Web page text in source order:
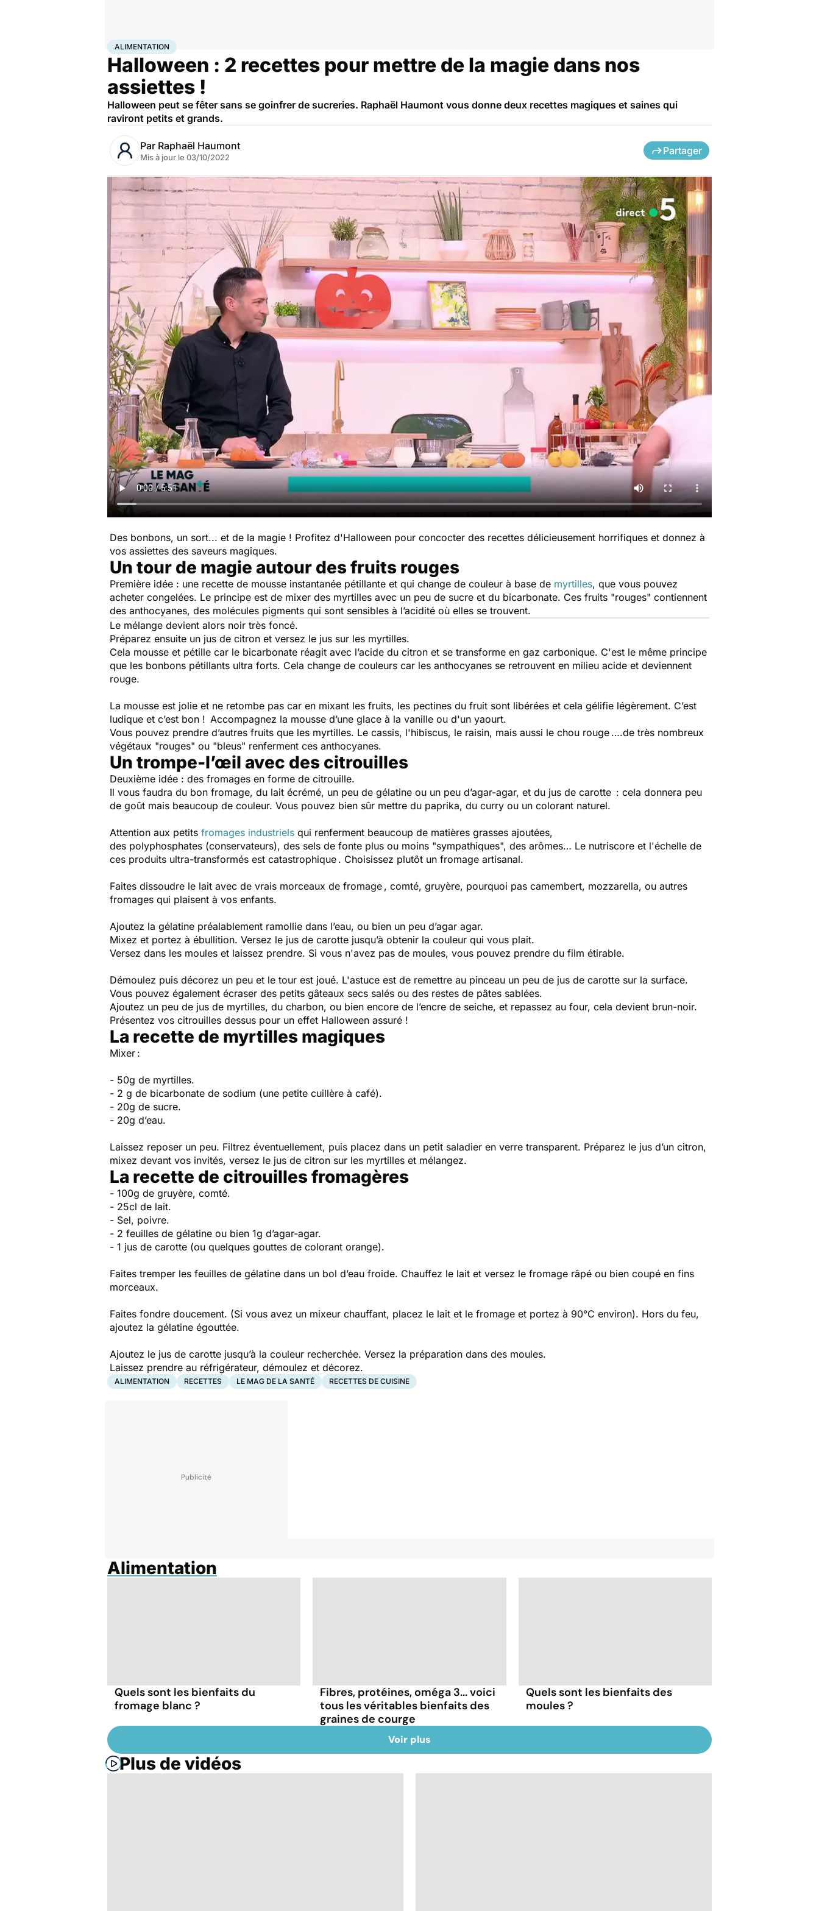
AccueilBien-êtreNutrition
ALIMENTATION
Halloween : 2 recettes pour mettre de la magie dans nos
assiettes !
Halloween peut se fêter sans se goinfrer de sucreries. Raphaël Haumont vous donne deux recettes magiques et saines qui
raviront petits et grands.
Par Raphaël Haumont
Mis à jour le 03/10/2022
Partager
Des bonbons, un sort... et de la magie ! Profitez d'Halloween pour concocter des recettes délicieusement horrifiques et donnez à
vos assiettes des saveurs magiques.
Un tour de magie autour des fruits rouges
Première idée : une recette de mousse instantanée pétillante et qui change de couleur à base de myrtilles, que vous pouvez
acheter congelées. Le principe est de mixer des myrtilles avec un peu de sucre et du bicarbonate. Ces fruits "rouges" contiennent
des anthocyanes, des molécules pigments qui sont sensibles à l’acidité où elles se trouvent.
Le mélange devient alors noir très foncé.
Préparez ensuite un jus de citron et versez le jus sur les myrtilles.
Cela mousse et pétille car le bicarbonate réagit avec l’acide du citron et se transforme en gaz carbonique. C'est le même principe
que les bonbons pétillants ultra forts. Cela change de couleurs car les anthocyanes se retrouvent en milieu acide et deviennent
rouge.
La mousse est jolie et ne retombe pas car en mixant les fruits, les pectines du fruit sont libérées et cela gélifie légèrement. C’est
ludique et c’est bon ! Accompagnez la mousse d’une glace à la vanille ou d'un yaourt.
Vous pouvez prendre d’autres fruits que les myrtilles. Le cassis, l'hibiscus, le raisin, mais aussi le chou rouge ….de très nombreux
végétaux "rouges" ou "bleus" renferment ces anthocyanes.
Un trompe-l’œil avec des citrouilles
Deuxième idée : des fromages en forme de citrouille.
Il vous faudra du bon fromage, du lait écrémé, un peu de gélatine ou un peu d’agar-agar, et du jus de carotte : cela donnera peu
de goût mais beaucoup de couleur. Vous pouvez bien sûr mettre du paprika, du curry ou un colorant naturel.
Attention aux petits fromages industriels qui renferment beaucoup de matières grasses ajoutées,
des polyphosphates (conservateurs), des sels de fonte plus ou moins "sympathiques", des arômes… Le nutriscore et l'échelle de
ces produits ultra-transformés est catastrophique . Choisissez plutôt un fromage artisanal.
Faites dissoudre le lait avec de vrais morceaux de fromage , comté, gruyère, pourquoi pas camembert, mozzarella, ou autres
fromages qui plaisent à vos enfants.
Ajoutez la gélatine préalablement ramollie dans l’eau, ou bien un peu d’agar agar.
Mixez et portez à ébullition. Versez le jus de carotte jusqu’à obtenir la couleur qui vous plait.
Versez dans les moules et laissez prendre. Si vous n'avez pas de moules, vous pouvez prendre du film étirable.
Démoulez puis décorez un peu et le tour est joué. L'astuce est de remettre au pinceau un peu de jus de carotte sur la surface.
Vous pouvez également écraser des petits gâteaux secs salés ou des restes de pâtes sablées.
Ajoutez un peu de jus de myrtilles, du charbon, ou bien encore de l’encre de seiche, et repassez au four, cela devient brun-noir.
Présentez vos citrouilles dessus pour un effet Halloween assuré !
La recette de myrtilles magiques
Mixer :
- 50g de myrtilles.
- 2 g de bicarbonate de sodium (une petite cuillère à café).
- 20g de sucre.
- 20g d’eau.
Laissez reposer un peu. Filtrez éventuellement, puis placez dans un petit saladier en verre transparent. Préparez le jus d’un citron,
mixez devant vos invités, versez le jus de citron sur les myrtilles et mélangez.
La recette de citrouilles fromagères
- 100g de gruyère, comté.
- 25cl de lait.
- Sel, poivre.
- 2 feuilles de gélatine ou bien 1g d’agar-agar.
- 1 jus de carotte (ou quelques gouttes de colorant orange).
Faites tremper les feuilles de gélatine dans un bol d’eau froide. Chauffez le lait et versez le fromage râpé ou bien coupé en fins
morceaux.
Faites fondre doucement. (Si vous avez un mixeur chauffant, placez le lait et le fromage et portez à 90°C environ). Hors du feu,
ajoutez la gélatine égouttée.
Ajoutez le jus de carotte jusqu’à la couleur recherchée. Versez la préparation dans des moules.
Laissez prendre au réfrigérateur, démoulez et décorez.
ALIMENTATION RECETTES LE MAG DE LA SANTÉ RECETTES DE CUISINE
Alimentation
Quels sont les bienfaits du
fromage blanc ?
Fibres, protéines, oméga 3... voici
tous les véritables bienfaits des
graines de courge
Quels sont les bienfaits des
moules ?
Voir plus
Plus de vidéos